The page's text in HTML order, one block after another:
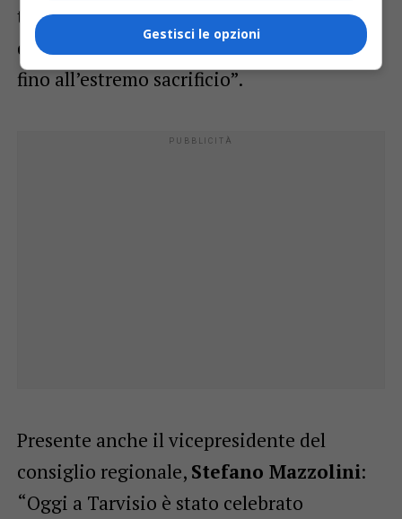
trucidato. Preclaro esempio di amor patrio,
di senso dell’onore e del dovere, spinto
fino all’estremo sacrificio”.
Presente anche il vicepresidente del
consiglio regionale, Stefano Mazzolini:
“Oggi a Tarvisio è stato celebrato
Gestisci le opzioni